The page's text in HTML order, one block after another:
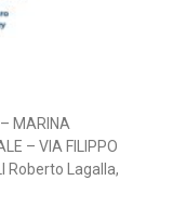
MARINA
– VIA FILIPPO
Roberto Lagalla,